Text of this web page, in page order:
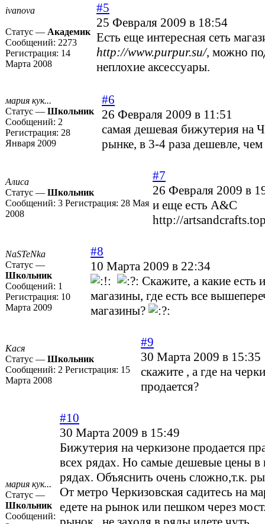
ivanova
Статус — Академик
Сообщений: 2273
Регистрация: 14
Марта 2008
#5
25 Февраля 2009 в 18:54
Есть еще интересная сеть
http://www.purpur.su/, можно
неплохие аксессуары.
мария кук...
Статус — Школьник
Сообщений: 2
Регистрация: 28
Января 2009
#6
26 Февраля 2009 в 11:51
самая дешевая бижутерия на
рынке, в 3-4 раза дешевле, чем
Алиса
Статус — Школьник
Сообщений: 3 Регистрация: 28 Мая
2008
#7
26 Февраля 2009 в
и еще есть A&C
http://
NaSTeNka
Статус —
Школьник
Сообщений: 1
Регистрация: 10
Марта 2009
#8
10 Марта 2009 в 22:34
Скажите, а какие есть
магазины, где есть все
магазины?
Кася
Статус — Школьник
Сообщений: 2 Регистрация: 15
Марта 2008
#9
30 Марта 2009 в 15:35
скажите , а где на
продается?
мария кук...
Статус —
Школьник
Сообщений:
#10
30 Марта 2009 в 15:49
Бижутерия на черкизоне продается
всех рядах. Но самые дешевые цены в
рядах. Объяснить очень сложно,т.к.
От метро Черкизовская садитесь на
едете на рынок или пешком через